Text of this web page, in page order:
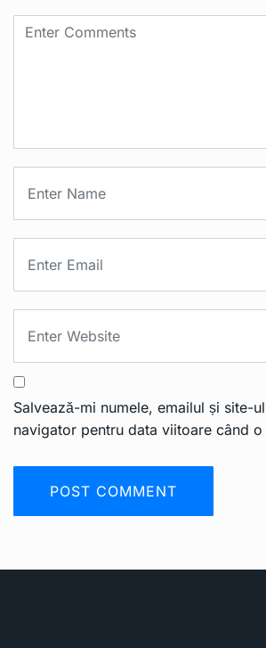
Salvează-mi numele, emailul și site-
navigator pentru data viitoare când